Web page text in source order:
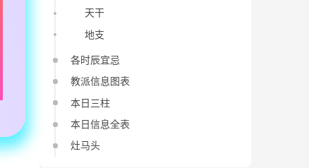
天干
地支
各时辰宜忌
教派信息图表
本日三柱
本日信息全表
灶马头